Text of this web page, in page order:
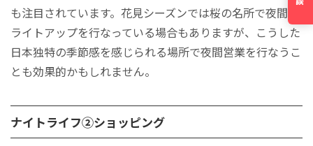
も注目されています。花見シーズンでは桜の名所で夜間の
ライトアップを行なっている場合もありますが、こうした
日本独特の季節感を感じられる場所で夜間営業を行なうこ
とも効果的かもしれません。
ナイトライフ②ショッピング